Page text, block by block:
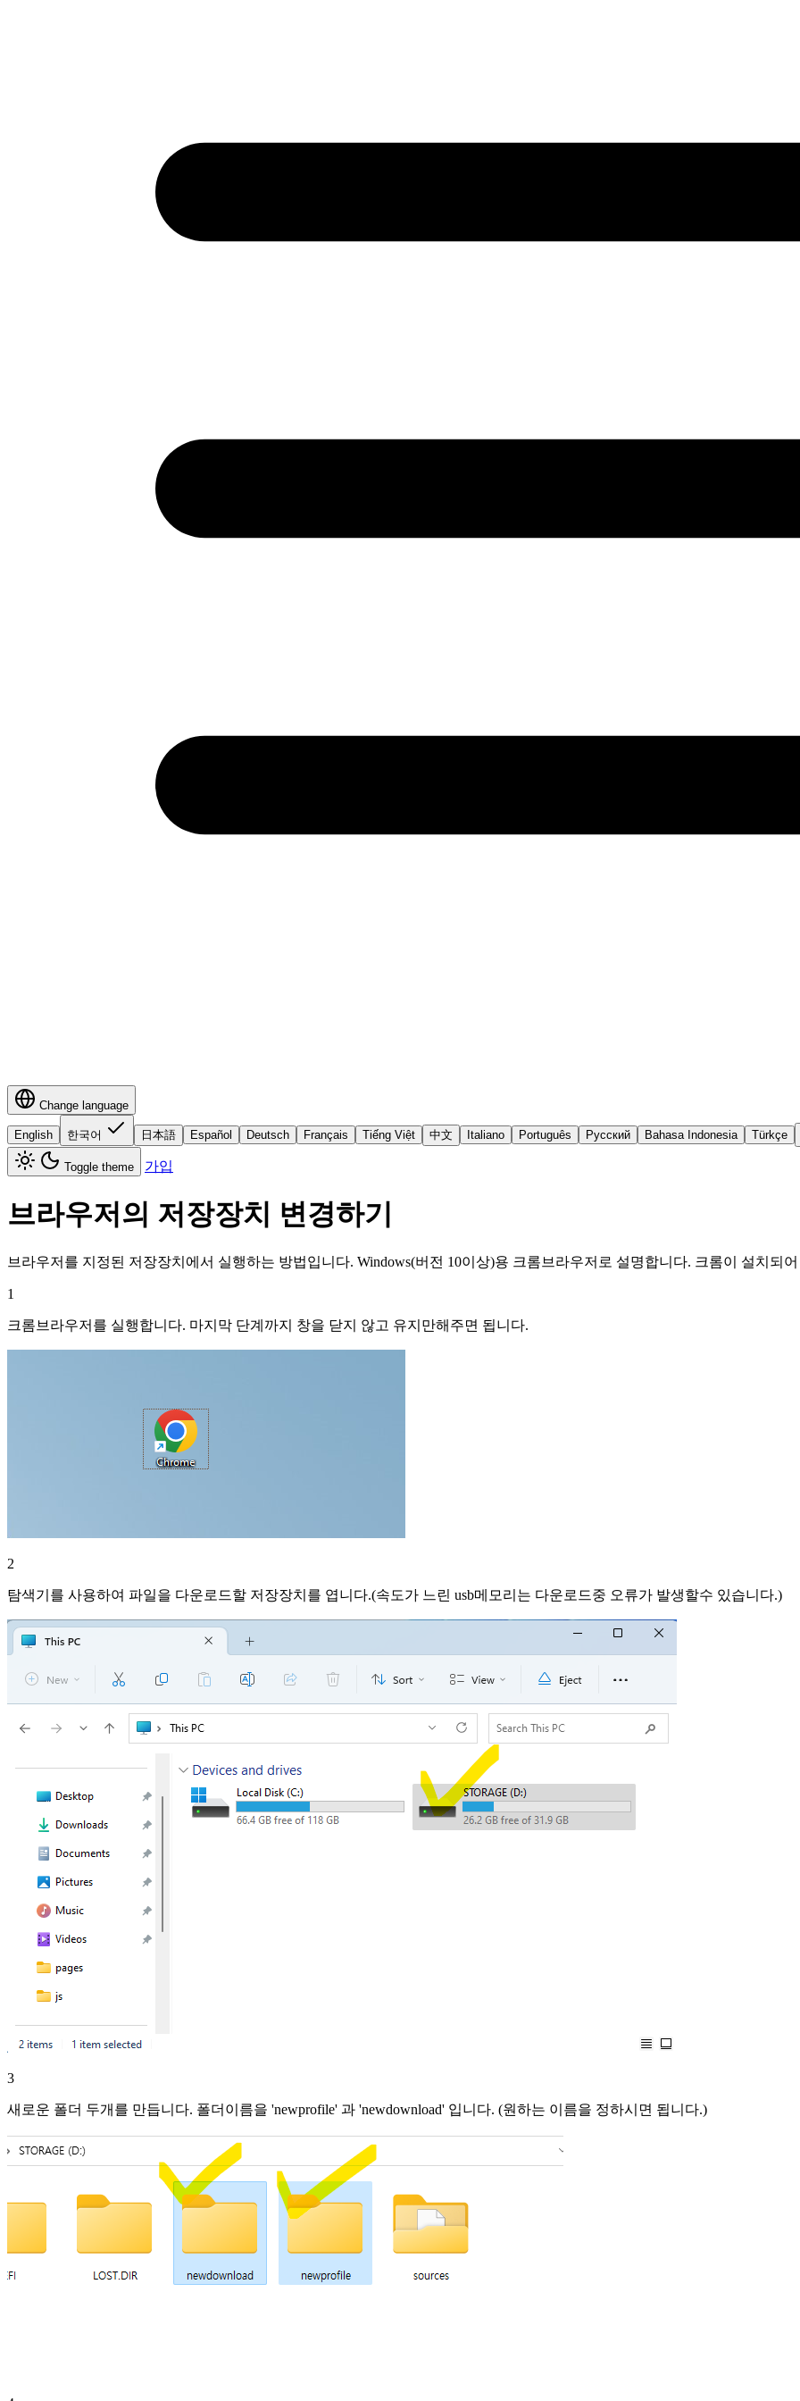
Change language
English 한국어 日本語 Español Deutsch Français Tiếng Việt 中文 Italiano Português Русский Bahasa Indonesia Türkçe
Toggle theme 가입
브라우저의 저장장치 변경하기
브라우저를 지정된 저장장치에서 실행하는 방법입니다. Windows(버전 10이상)용 크롬브라우저로 설명합니다. 크롬이 설치되
1
크롬브라우저를 실행합니다. 마지막 단계까지 창을 닫지 않고 유지만해주면 됩니다.
2
탐색기를 사용하여 파일을 다운로드할 저장장치를 엽니다.(속도가 느린 usb메모리는 다운로드중 오류가 발생할수 있습니다.)
3
새로운 폴더 두개를 만듭니다. 폴더이름을 'newprofile' 과 'newdownload' 입니다. (원하는 이름을 정하시면 됩니다.)